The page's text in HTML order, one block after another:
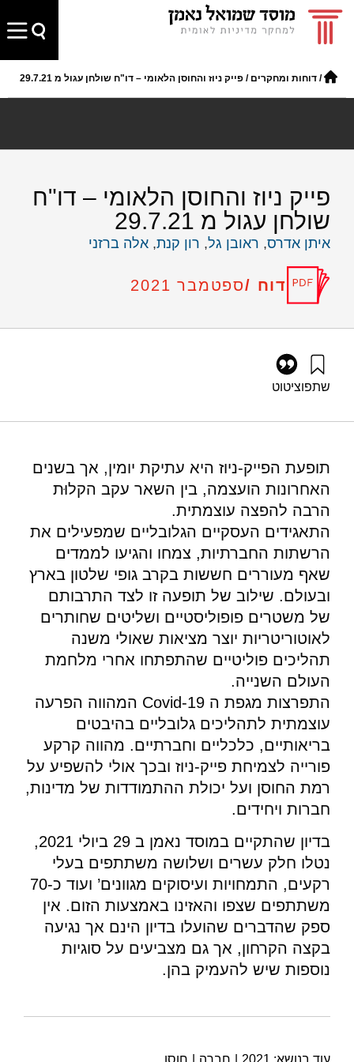
/ דוחות ומחקרים / פייק ניוז והחוסן הלאומי – דו"ח שולחן עגול מ 29.7.21
פייק ניוז והחוסן הלאומי – דו"ח
שולחן עגול מ 29.7.21
איתן אדרס, ראובן גל, רון קנת, אלה ברזני
דוח /ספטמבר 2021
שתפוציטוט
תופעת הפייק-ניוז היא עתיקת יומין, אך בשנים
האחרונות הועצמה, בין השאר עקב הקלוּת
הרבה להפצה עוצמתית.
התאגידים העסקיים הגלובליים שמפעילים את
הרשתות החברתיות, צמחו והגיעו לממדים
שאף מעוררים חששות בקרב גופי שלטון בארץ
ובעולם. שילוב של תופעה זו לצד התרבותם
של משטרים פופוליסטיים ושליטים שחותרים
לאוטוריטריות יוצר מציאות שאולי משנה
תהליכים פוליטיים שהתפתחו אחרי מלחמת
העולם השנייה.
התפרצות מגפת ה Covid-19 המהווה הפרעה
עוצמתית לתהליכים גלובליים בהיבטים
בריאותיים, כלכליים וחברתיים. מהווה קרקע
פורייה לצמיחת פייק-ניוז ובכך אולי להשפיע על
רמת החוסן ועל יכולת ההתמודדות של מדינות,
חברות ויחידים.
בדיון שהתקיים במוסד נאמן ב 29 ביולי 2021,
נטלו חלק עשרים ושלושה משתתפים בעלי
רקעים, התמחויות ועיסוקים מגוונים’ ועוד כ-70
משתתפים שצפו והאזינו באמצעות הזום. אין
ספק שהדברים שהועלו בדיון הינם אך נגיעה
בקצה הקרחון, אך גם מצביעים על סוגיות
נוספות שיש להעמיק בהן.
עוד בנושא: 2021 חברה חוסן